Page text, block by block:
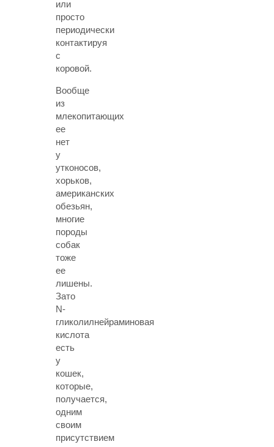
или
просто
периодически
контактируя
с
коровой.
Вообще
из
млекопитающих
ее
нет
у
утконосов,
хорьков,
американских
обезьян,
многие
породы
собак
тоже
ее
лишены.
Зато
N-
гликолилнейраминовая
кислота
есть
у
кошек,
которые,
получается,
одним
своим
присутствием